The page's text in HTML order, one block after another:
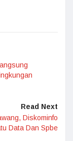
Read Next
Diskominfo
Data Dan Spbe